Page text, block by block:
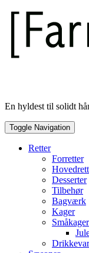
Skip
content
En hyldest til solidt
Toggle Navigation
Retter
Forretter
Desserter
Tilbehør
Bagværk
Kager
Småkager